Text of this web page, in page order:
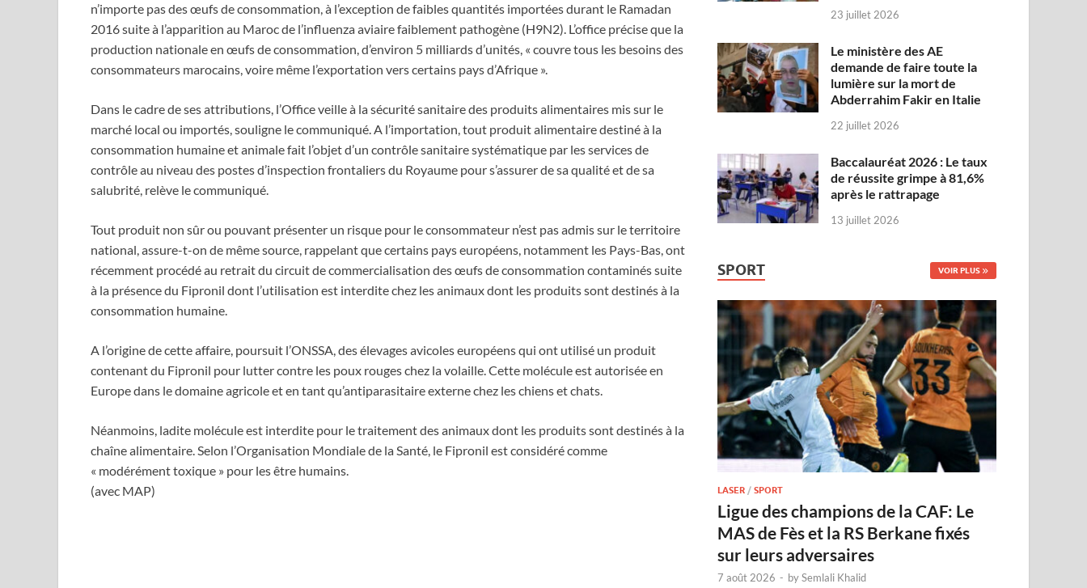
n’importe pas des œufs de consommation, à l’exception de faibles quantités importées durant le Ramadan
2016 suite à l’apparition au Maroc de l’influenza aviaire faiblement pathogène (H9N2). L’office précise que la
production nationale en œufs de consommation, d’environ 5 milliards d’unités, « couvre tous les besoins des
consommateurs marocains, voire même l’exportation vers certains pays d’Afrique ».
Dans le cadre de ses attributions, l’Office veille à la sécurité sanitaire des produits alimentaires mis sur le
marché local ou importés, souligne le communiqué. A l’importation, tout produit alimentaire destiné à la
consommation humaine et animale fait l’objet d’un contrôle sanitaire systématique par les services de
contrôle au niveau des postes d’inspection frontaliers du Royaume pour s’assurer de sa qualité et de sa
salubrité, relève le communiqué.
Tout produit non sûr ou pouvant présenter un risque pour le consommateur n’est pas admis sur le territoire
national, assure-t-on de même source, rappelant que certains pays européens, notamment les Pays-Bas, ont
récemment procédé au retrait du circuit de commercialisation des œufs de consommation contaminés suite
à la présence du Fipronil dont l’utilisation est interdite chez les animaux dont les produits sont destinés à la
consommation humaine.
A l’origine de cette affaire, poursuit l’ONSSA, des élevages avicoles européens qui ont utilisé un produit
contenant du Fipronil pour lutter contre les poux rouges chez la volaille. Cette molécule est autorisée en
Europe dans le domaine agricole et en tant qu’antiparasitaire externe chez les chiens et chats.
Néanmoins, ladite molécule est interdite pour le traitement des animaux dont les produits sont destinés à la
chaîne alimentaire. Selon l’Organisation Mondiale de la Santé, le Fipronil est considéré comme
« modérément toxique » pour les être humains.
(avec MAP)
23 juillet 2026
Le ministère des AE
demande de faire toute la
lumière sur la mort de
Abderrahim Fakir en Italie
22 juillet 2026
Baccalauréat 2026 : Le taux
de réussite grimpe à 81,6%
après le rattrapage
13 juillet 2026
SPORT VOIR PLUS
LASER /SPORT
Ligue des champions de la CAF: Le
MAS de Fès et la RS Berkane fixés
sur leurs adversaires
7 août 2026 - bySemlali Khalid